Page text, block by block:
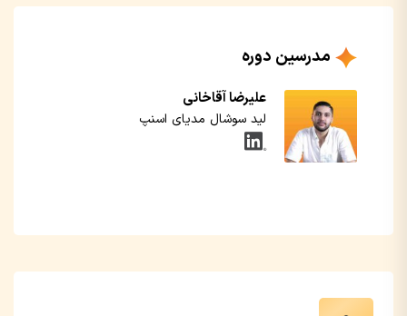
مدرسین دوره
علیرضا آقاخانی
لید سوشال مدیای اسنپ